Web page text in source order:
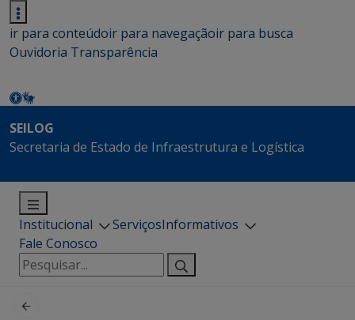
ir para conteúdoir para navegaçãoir para busca
Ouvidoria Transparência
SEILOG
Secretaria de Estado de Infraestrutura e Logística
Institucional ServiçosInformativos
Fale Conosco
Pesquisar
por: